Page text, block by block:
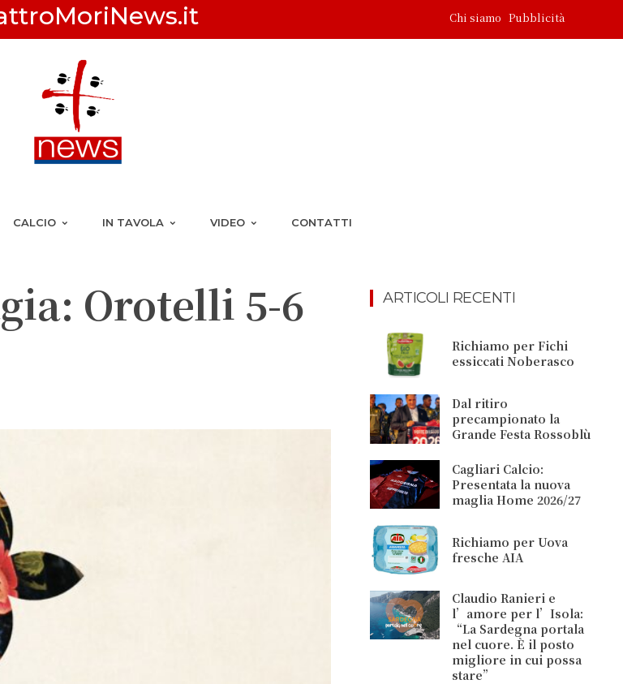
Chi siamo Pubblicità
CALCIO IN TAVOLA VIDEO CONTATTI
Orotelli 5-6
ARTICOLI RECENTI
Richiamo per Fichi
essiccati Noberasco
Dal ritiro
precampionato la
Grande Festa Rossoblù
Cagliari Calcio:
Presentata la nuova
maglia Home 2026/27
Richiamo per Uova
fresche AIA
Claudio Ranieri e
l’amore per l’Isola:
“La Sardegna portala
nel cuore. È il posto
migliore in cui possa
stare”